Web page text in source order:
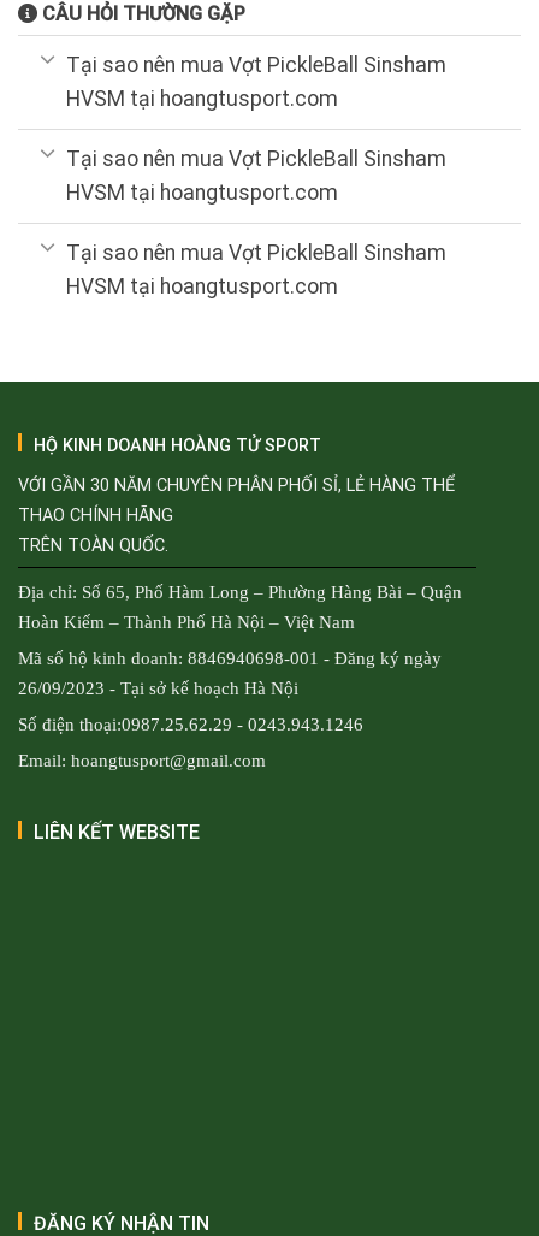
CÂU HỎI THƯỜNG GẶP
Tại sao nên mua Vợt PickleBall Sinsham
HVSM tại hoangtusport.com
Tại sao nên mua Vợt PickleBall Sinsham
HVSM tại hoangtusport.com
Tại sao nên mua Vợt PickleBall Sinsham
HVSM tại hoangtusport.com
HỘ KINH DOANH HOÀNG TỬ SPORT
VỚI GẦN 30 NĂM CHUYÊN PHÂN PHỐI SỈ, LẺ HÀNG THỂ
THAO CHÍNH HÃNG
TRÊN TOÀN QUỐC.
Địa chỉ: Số 65, Phố Hàm Long – Phường Hàng Bài – Quận
Hoàn Kiếm – Thành Phố Hà Nội – Việt Nam
Mã số hộ kinh doanh: 8846940698-001 - Đăng ký ngày
26/09/2023 - Tại sở kế hoạch Hà Nội
Số điện thoại:0987.25.62.29 - 0243.943.1246
Email: hoangtusport@gmail.com
LIÊN KẾT WEBSITE
ĐĂNG KÝ NHẬN TIN